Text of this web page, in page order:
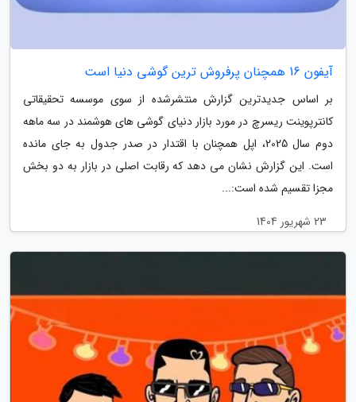
آیفون 16 همچنان پرفروش ترین گوشی دنیا است
بر اساس جدیدترین گزارش منتشرشده از سوی موسسه تحقیقاتی
کانترپوینت ریسرچ در مورد بازار دنیای گوشی های هوشمند در سه ماهه
دوم سال 2025، اپل همچنان با اقتدار در صدر جدول به جای مانده
است. این گزارش نشان می دهد که رقابت اصلی در بازار به دو بخش
مجزا تقسیم شده است:...
23 شهریور 1404